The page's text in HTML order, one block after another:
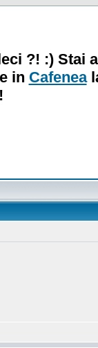
?! :) Stai
in Cafenea